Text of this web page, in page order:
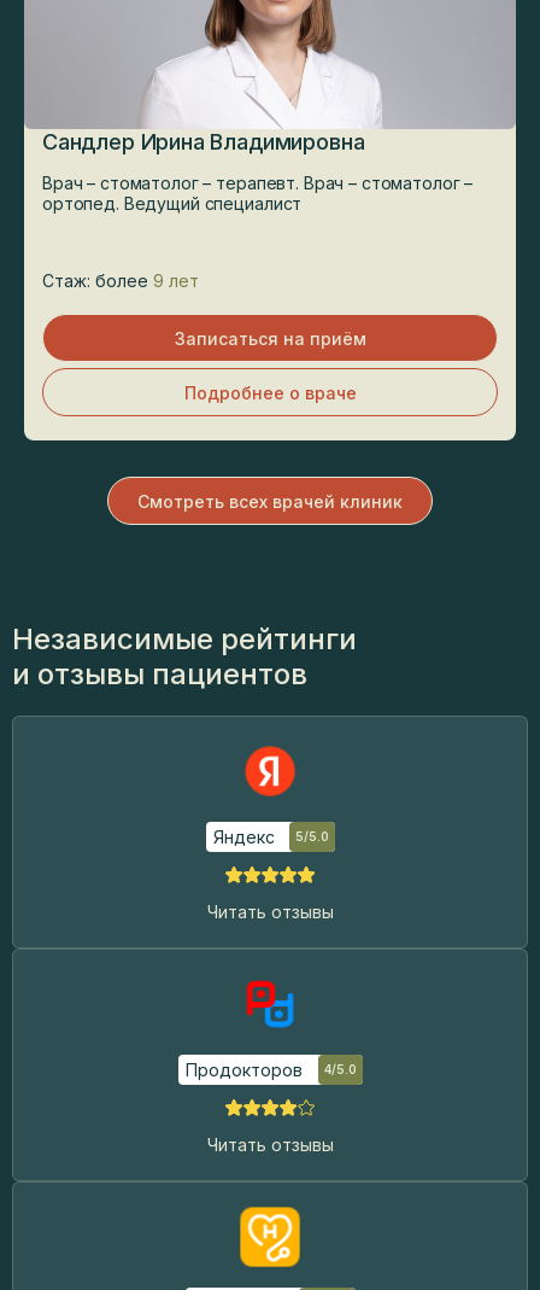
Сандлер Ирина Владимировна
Врач – стоматолог – терапевт. Врач – стоматолог –
ортопед. Ведущий специалист
Стаж: более 9 лет
Записаться на приём
Подробнее о враче
Смотреть всех врачей клиник
Независимые рейтинги
и отзывы пациентов
Яндекс 5/5.0
Читать отзывы
Продокторов 4/5.0
Читать отзывы